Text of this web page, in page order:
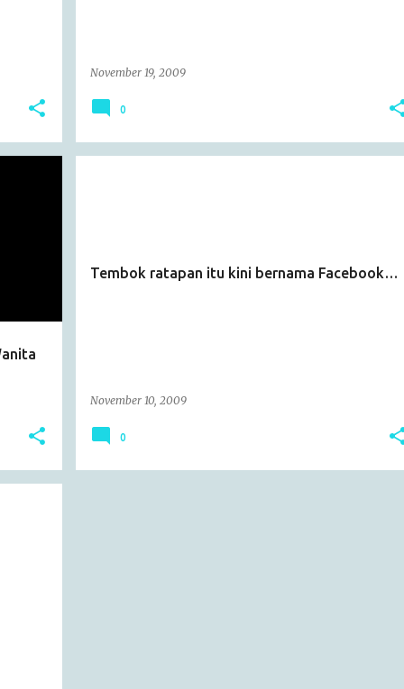
November 19, 2009
0
Tembok ratapan itu kini bernama Facebook…
November 10, 2009
0